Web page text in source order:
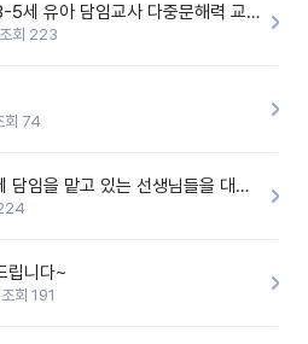
[설문조사/기프티콘지급] 만3-5세 유아 담임교사 다중문해력 교육 증진을 위한 설문조사
조회 223
회 74
[설문조사/기프티콘] 만3-5세 담임을 맡고 있는 선생님들을 대상으로 설문조사를 합니다!
립니다~
조회 191